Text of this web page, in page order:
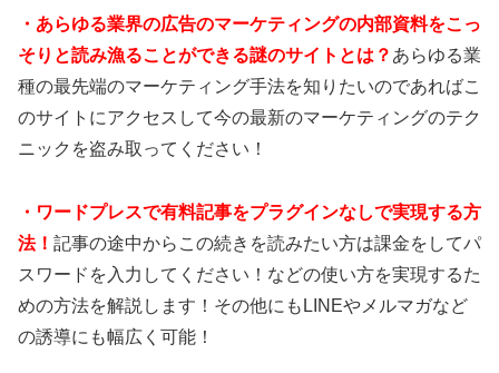
・あらゆる業界の広告のマーケティングの内部資料をこっ
そりと読み漁ることができる謎のサイトとは？ あらゆる業
種の最先端のマーケティング手法を知りたいのであればこ
のサイトにアクセスして今の最新のマーケティングのテク
ニックを盗み取ってください！
・ワードプレスで有料記事をプラグインなしで実現する方
法！ 記事の途中からこの続きを読みたい方は課金をしてパ
スワードを入力してください！などの使い方を実現するた
めの方法を解説します！その他にもLINEやメルマガなど
の誘導にも幅広く可能！